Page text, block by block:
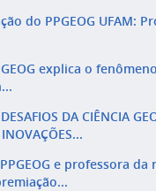
do PPGEOG UFAM:
explica o
DA CIÊNCIA
e professora da